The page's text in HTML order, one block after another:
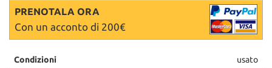
PRENOTALA ORA
Con un acconto di 200€
Condizioni usato